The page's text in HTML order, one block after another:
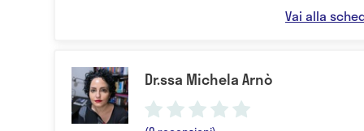
Vai alla
Dr.ssa Michela Arnò